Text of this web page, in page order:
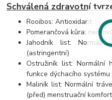
Schválená zdravotní
Rooibos: Antioxidant
Pomerančová kůra:
Jahodník list: Normální
(astringentní)
Ostružiník list: Normální
funkce dýchacího systému
Maliník list: Normální
(před) menstruační